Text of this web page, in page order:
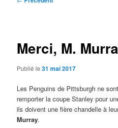
Merci, M.
Publié le31 mai 2017
Les Penguins de Pittsburgh ne
remporter la coupe Stanley pour
ils doivent une fière chandelle à
Murray.